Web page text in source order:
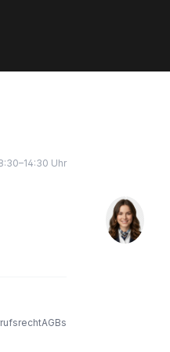
Uhr
AGBs